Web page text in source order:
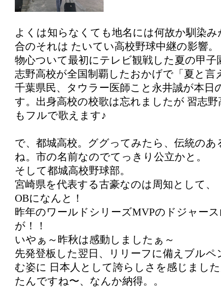
よくは知らなくても地名には何故か馴染
合のそれは たいてい高校野球中継の影響。
物心ついて最初にテレビ観戦した夏の甲子
志野高校が全国制覇したおかげで「夏と言
千葉県民、タウラー医師こと永井誠が本日
す。出身高校の校歌は忘れましたが 習志
もフルで歌えます♪
で、都城高校。ググってみたら、伝統のあ
ね。市の名前なのでてっきり公立かと。
そして都城高校野球部。
宮崎県を代表する古豪なのは周知として、
OBになんと！
昨年のワールドシリーズMVPのドジャー
が！！
いやぁ～昨秋は感動しましたぁ～
先発登板した翌日、リリーフに備えブルペ
む姿に 日本人として誇らしさを感じまし
たんですね〜、なんか納得。。